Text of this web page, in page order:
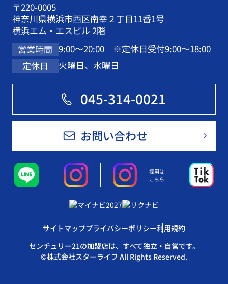
〒220-0005
神奈川県横浜市西区南幸２丁目11番1号
横浜エム・エスビル 2階
営業時間 9:00～20:00 ※定休日受付9:00～18:00
定休日
火曜日、水曜日
045-314-0021
お問い合わせ
採用は
こちら
サイトマッププライバシーポリシー利用規約
センチュリー21の加盟店は、すべて独立・自営です。
©株式会社スターライフ All Rights Reserved.